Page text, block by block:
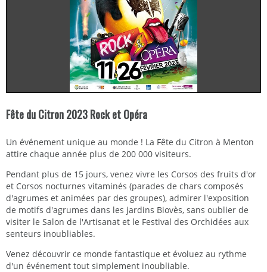
Fête du Citron 2023 Rock et Opéra
Un événement unique au monde ! La Fête du Citron à Menton
attire chaque année plus de 200 000 visiteurs.
Pendant plus de 15 jours, venez vivre les Corsos des fruits d'or
et Corsos nocturnes vitaminés (parades de chars composés
d'agrumes et animées par des groupes), admirer l'exposition
de motifs d'agrumes dans les jardins Biovès, sans oublier de
visiter le Salon de l'Artisanat et le Festival des Orchidées aux
senteurs inoubliables.
Venez découvrir ce monde fantastique et évoluez au rythme
d'un événement tout simplement inoubliable.